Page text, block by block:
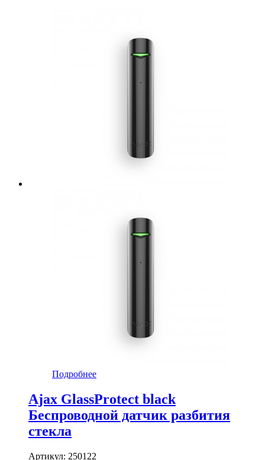
Подробнее
Ajax GlassProtect black
Беспроводной датчик разбития
стекла
Артикул: 250122